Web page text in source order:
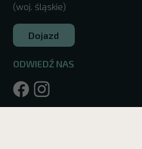
(woj. śląskie)
Dojazd
ODWIEDŹ NAS